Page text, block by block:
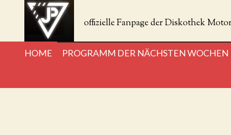
Hauptinhalt
offizielle Fanpage der Diskothek
HOME PROGRAMM DER NÄCHSTEN WOCHEN